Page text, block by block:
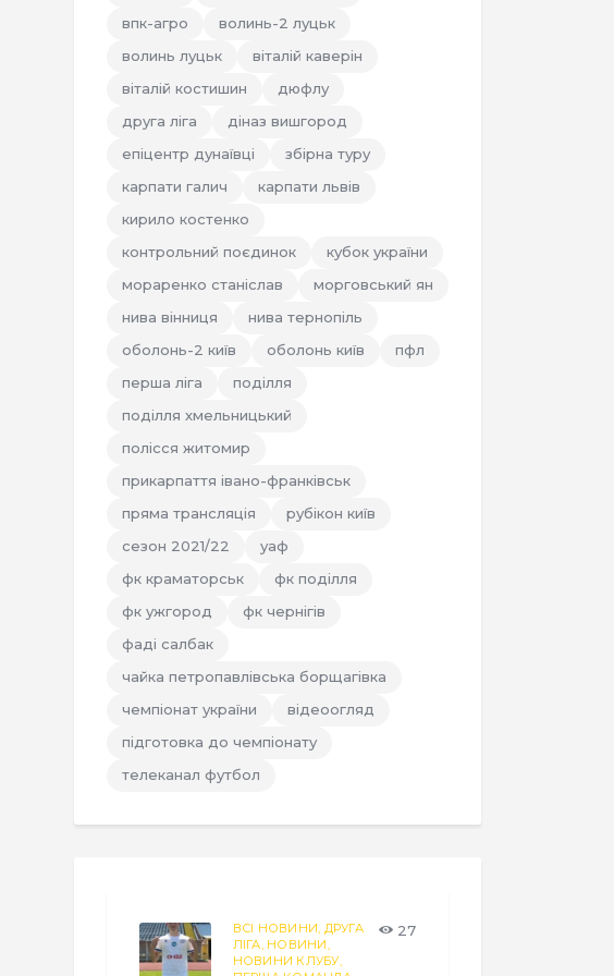
впк-агро
волинь-2 луцьк
волинь луцьк
віталій каверін
віталій костишин
дюфлу
друга ліга
діназ вишгород
епіцентр дунаївці
збірна туру
карпати галич
карпати львів
кирило костенко
контрольний поєдинок
кубок україни
мораренко станіслав
морговський ян
нива вінниця
нива тернопіль
оболонь-2 київ
оболонь київ
пфл
перша ліга
поділля
поділля хмельницький
полісся житомир
прикарпаття івано-франківськ
пряма трансляція
рубікон київ
сезон 2021/22
уаф
фк краматорськ
фк поділля
фк ужгород
фк чернігів
фаді салбак
чайка петропавлівська борщагівка
чемпіонат україни
відеоогляд
підготовка до чемпіонату
телеканал футбол
ВСІ НОВИНИ, ДРУГА
ЛІГА, НОВИНИ,
НОВИНИ КЛУБУ,
27